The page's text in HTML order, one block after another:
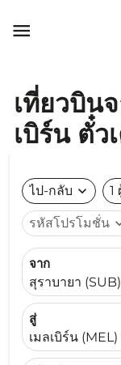

เที่ยวบิน
เบิร์น ตั๋ว
ไป-กลับ expand_more 1
รหัสโปรโมชั่น
จาก
สุราบายา
สู่
เมลเบิร์น (MEL)